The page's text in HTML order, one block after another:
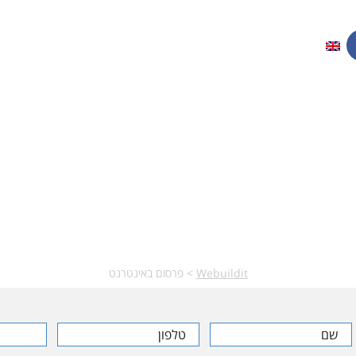
Webuildit
> פרסום באינטרנט